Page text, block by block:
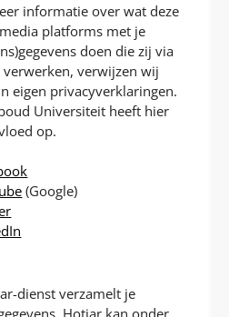
informatie over wat deze
platforms met je
doen die zij via
verwerken, verwijzen wij
eigen privacyverklaringen.
Universiteit heeft hier
op.
(Google)
dienst verzamelt je
Hotjar kan onder